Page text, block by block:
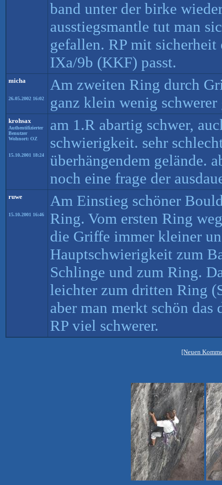
band unter der birke
ausstiegsmantle tut man
gefallen. RP mit
IXa/9b (KKF) passt.
micha
26.05.2002 16:02
Am zweiten Ring durch
ganz klein wenig schwerer
krohsax
Authentifizierter
Benutzer
Wohnort: OZ
15.10.2001 18:24
am 1.R abartig schwer,
schwierigkeit. sehr
überhängendem gelände.
noch eine frage der
ruwe
15.10.2001 16:46
Am Einstieg schöner
Ring. Vom ersten Ring
die Griffe immer kleiner
Hauptschwierigkeit zum
Schlinge und zum Ring.
leichter zum dritten Ring
aber man merkt schön das
RP viel schwerer.
[Neuen